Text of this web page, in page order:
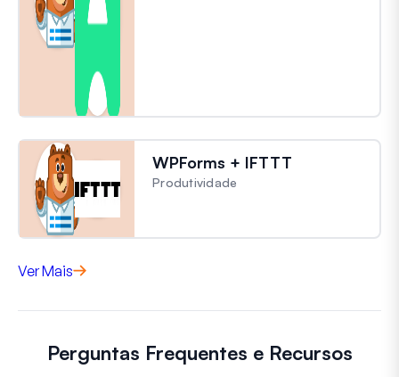
WPForms + IFTTT
Produtividade
Ver Mais
Perguntas Frequentes e Recursos